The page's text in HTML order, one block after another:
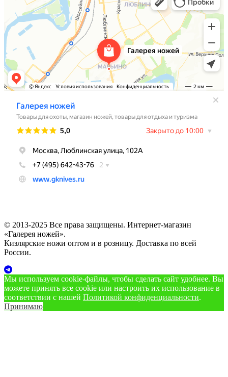
© 2013-2025 Все права защищены. Интернет-магазин
«Галерея ножей».
Кизлярские ножи оптом и в розницу. Доставка по всей
России.
Мы используем cookie‑файлы, чтобы сделать сайт удобнее. Вы
можете принять все cookie или настроить их использование в
соответствии с нашей Политикой конфиденциальности.
Принимаю